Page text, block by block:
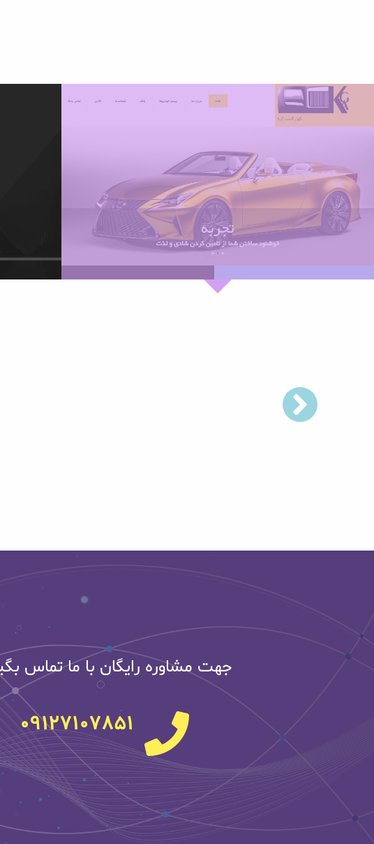
جهت مشاوره رایگان با ما تماس
09127107851